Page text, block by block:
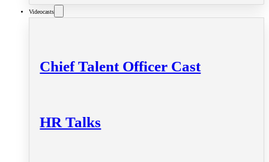
Videocasts
Chief Talent Officer Cast
HR Talks